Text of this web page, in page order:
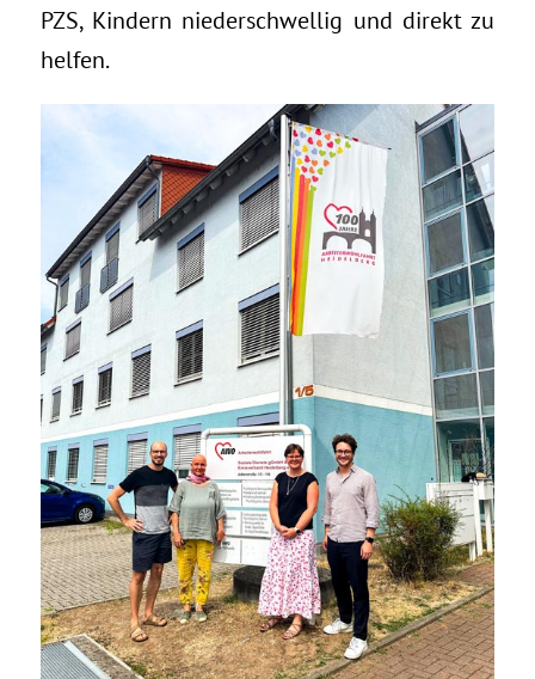
PZS, Kindern niederschwellig und direkt zu
helfen.